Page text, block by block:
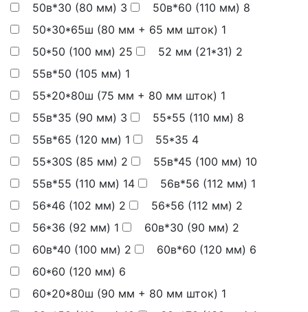
50в*30 (80 мм) 3 50в*60 (110 мм) 8
50*30*65ш (80 мм + 65 мм шток) 1
50*50 (100 мм) 25 52 мм (21*31) 2
55в*50 (105 мм) 1
55*20*80ш (75 мм + 80 мм шток) 1
55в*35 (90 мм) 3 55*55 (110 мм) 8
55в*65 (120 мм) 1 55*35 4
55*30S (85 мм) 2 55в*45 (100 мм) 10
55в*55 (110 мм) 14 56в*56 (112 мм) 1
56*46 (102 мм) 2 56*56 (112 мм) 2
56*36 (92 мм) 1 60в*30 (90 мм) 2
60в*40 (100 мм) 2 60в*60 (120 мм) 6
60*60 (120 мм) 6
60*20*80ш (90 мм + 80 мм шток) 1